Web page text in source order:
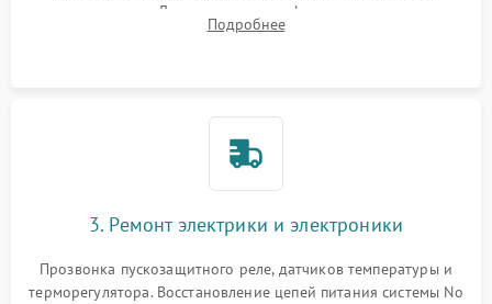
течеискателем. Демонтаж старого фильтра-осушителя и
продувка капиллярной трубки для устранения засоров.
Подробнее
3. Ремонт электрики и электроники
Прозвонка пускозащитного реле, датчиков температуры и
терморегулятора. Восстановление цепей питания системы No